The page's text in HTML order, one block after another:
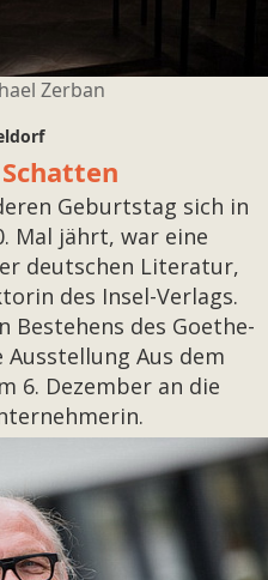
Zerban
Geburtstag sich in
Mal jährt, war eine
deutschen Literatur,
des Insel-Verlags.
Bestehens des Goethe-
Aus dem
6. Dezember an die